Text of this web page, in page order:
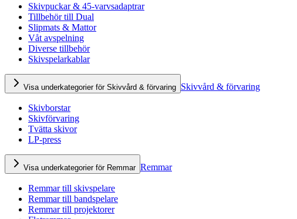
Skivpuckar & 45-varvsadaptrar
Tillbehör till Dual
Slipmats & Mattor
Våt avspelning
Diverse tillbehör
Skivspelarkablar
Visa underkategorier för Skivvård & förvaring Skivvård & förvaring
Skivborstar
Skivförvaring
Tvätta skivor
LP-press
Visa underkategorier för Remmar Remmar
Remmar till skivspelare
Remmar till bandspelare
Remmar till projektorer